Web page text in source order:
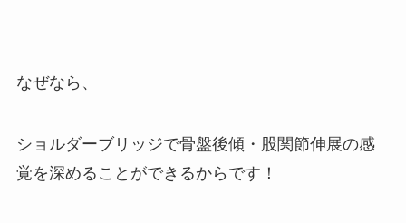
なぜなら、
ショルダーブリッジで骨盤後傾・股関節伸展の感
覚を深めることができるからです！